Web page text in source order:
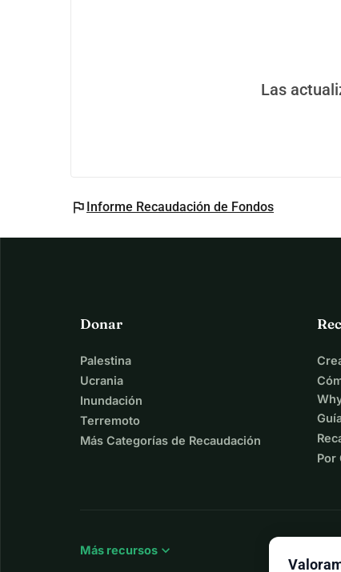
Las
flag Informe Recaudación de Fondos
Donar
Palestina
Ucrania
Inundación
Terremoto
Más Categorías de Recaudación
Por
Más recursos expand_more